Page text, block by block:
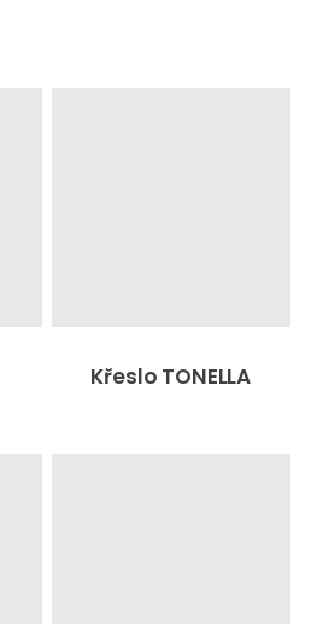
Křeslo TONELLA